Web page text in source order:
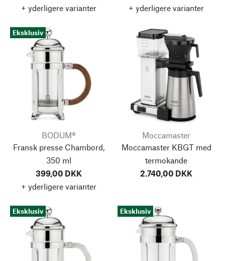
+ yderligere varianter
+ yderligere varianter
Eksklusiv
BODUM®
Fransk presse Chambord,
350 ml
399,00 DKK
+ yderligere varianter
Moccamaster
Moccamaster KBGT med
termokande
2.740,00 DKK
Eksklusiv Eksklusiv